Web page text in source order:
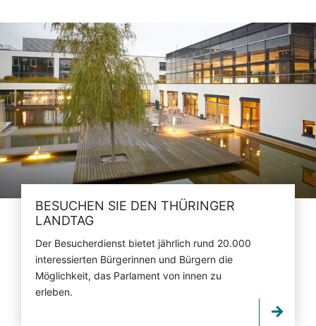
BESUCHEN SIE DEN THÜRINGER
LANDTAG
Der Besucherdienst bietet jährlich rund 20.000
interessierten Bürgerinnen und Bürgern die
Möglichkeit, das Parlament von innen zu
erleben.